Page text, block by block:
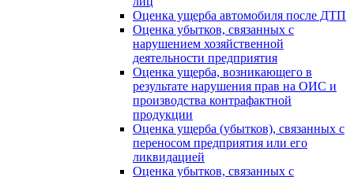
Оценка ущерба автомобиля после ДТП
Оценка убытков, связанных с
нарушением хозяйственной
деятельности предприятия
Оценка ущерба, возникающего в
результате нарушения прав на ОИС и
производства контрафактной
продукции
Оценка ущерба (убытков), связанных с
переносом предприятия или его
ликвидацией
Оценка убытков, связанных с